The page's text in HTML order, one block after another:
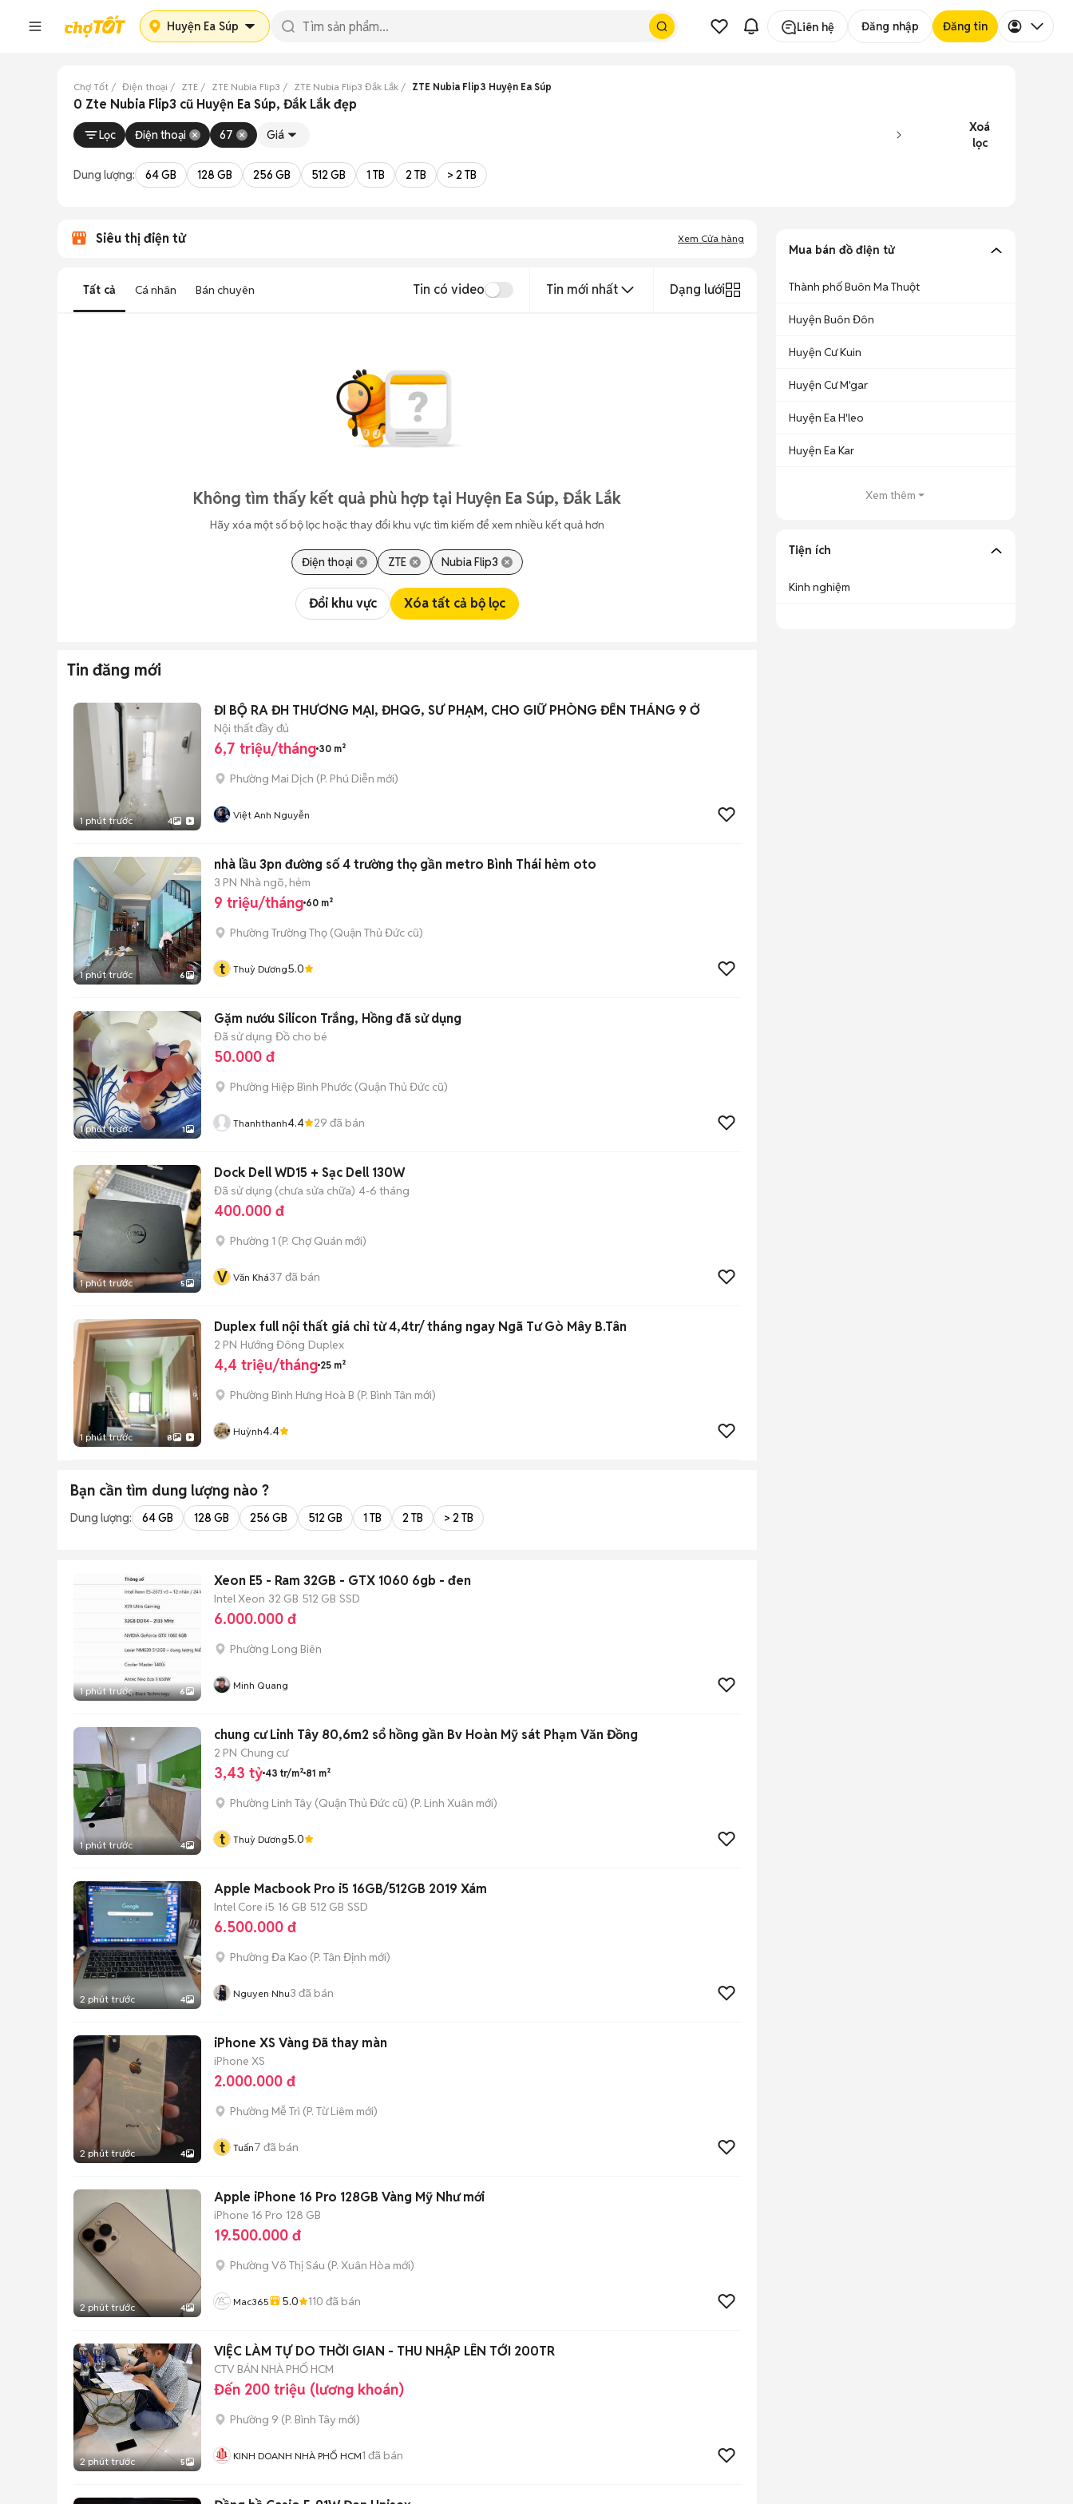
Huyện Ea Súp Liên hệ Đăng nhập Đăng tin
Chợ Tốt Điện thoại ZTE ZTE Nubia Flip3 ZTE Nubia Flip3 Đắk Lắk ZTE Nubia Flip3 Huyện Ea Súp
0 Zte Nubia Flip3 cũ Huyện Ea Súp, Đắk Lắk đẹp
Lọc Điện thoại 67 Giá
Xoá
lọc
Dung lượng: 64 GB 128 GB 256 GB 512 GB 1 TB 2 TB > 2 TB
Siêu thị điện tử Xem Cửa hàng
Tất cả Cá nhân Bán chuyên Tin có video Tin mới nhất Dạng lưới
Không tìm thấy kết quả phù hợp tại Huyện Ea Súp, Đắk Lắk
Hãy xóa một số bộ lọc hoặc thay đổi khu vực tìm kiếm để xem nhiều kết quả hơn
Điện thoại ZTE Nubia Flip3
Đổi khu vực Xóa tất cả bộ lọc
Tin đăng mới
1 phút trước 4
ĐI BỘ RA ĐH THƯƠNG MẠI, ĐHQG, SƯ PHẠM, CHO GIỮ PHÒNG ĐẾN THÁNG 9 Ở
Nội thất đầy đủ
6,7 triệu/tháng 30 m²
Phường Mai Dịch (P. Phú Diễn mới)
Việt Anh Nguyễn
1 phút trước 6
nhà lầu 3pn đường số 4 trường thọ gần metro Bình Thái hẻm oto
3 PN Nhà ngõ, hẻm
9 triệu/tháng 60 m²
Phường Trường Thọ (Quận Thủ Đức cũ)
t Thuỳ Dương5.0
1 phút trước 1
Gặm nướu Silicon Trắng, Hồng đã sử dụng
Đã sử dụng Đồ cho bé
50.000 đ
Phường Hiệp Bình Phước (Quận Thủ Đức cũ)
Thanhthanh4.4 29 đã bán
1 phút trước 5
Dock Dell WD15 + Sạc Dell 130W
Đã sử dụng (chưa sửa chữa) 4-6 tháng
400.000 đ
Phường 1 (P. Chợ Quán mới)
V Văn Khá37 đã bán
1 phút trước 8
Duplex full nội thất giá chỉ từ 4,4tr/ tháng ngay Ngã Tư Gò Mây B.Tân
2 PN Hướng Đông Duplex
4,4 triệu/tháng 25 m²
Phường Bình Hưng Hoà B (P. Bình Tân mới)
Huỳnh4.4
Bạn cần tìm dung lượng nào ?
Dung lượng: 64 GB 128 GB 256 GB 512 GB 1 TB 2 TB > 2 TB
1 phút trước 6
Xeon E5 - Ram 32GB - GTX 1060 6gb - đen
Intel Xeon 32 GB 512 GB SSD
6.000.000 đ
Phường Long Biên
Minh Quang
1 phút trước 4
chung cư Linh Tây 80,6m2 sổ hồng gần Bv Hoàn Mỹ sát Phạm Văn Đồng
2 PN Chung cư
3,43 tỷ 43 tr/m² 81 m²
Phường Linh Tây (Quận Thủ Đức cũ) (P. Linh Xuân mới)
t Thuỳ Dương5.0
2 phút trước 4
Apple Macbook Pro i5 16GB/512GB 2019 Xám
Intel Core i5 16 GB 512 GB SSD
6.500.000 đ
Phường Đa Kao (P. Tân Định mới)
Nguyen Nhu3 đã bán
2 phút trước 4
iPhone XS Vàng Đã thay màn
iPhone XS
2.000.000 đ
Phường Mễ Trì (P. Từ Liêm mới)
t Tuấn7 đã bán
2 phút trước 4
Apple iPhone 16 Pro 128GB Vàng Mỹ Như mới
iPhone 16 Pro 128 GB
19.500.000 đ
Phường Võ Thị Sáu (P. Xuân Hòa mới)
Mac365 5.0 110 đã bán
2 phút trước 5
VIỆC LÀM TỰ DO THỜI GIAN - THU NHẬP LÊN TỚI 200TR
CTV BÁN NHÀ PHỐ HCM
Đến 200 triệu (lương khoán)
Phường 9 (P. Bình Tây mới)
KINH DOANH NHÀ PHỐ HCM1 đã bán
Mua bán đồ điện tử
Thành phố Buôn Ma Thuột
Huyện Buôn Đôn
Huyện Cư Kuin
Huyện Cư M'gar
Huyện Ea H'leo
Huyện Ea Kar
Xem thêm
Tiện ích
Kinh nghiệm